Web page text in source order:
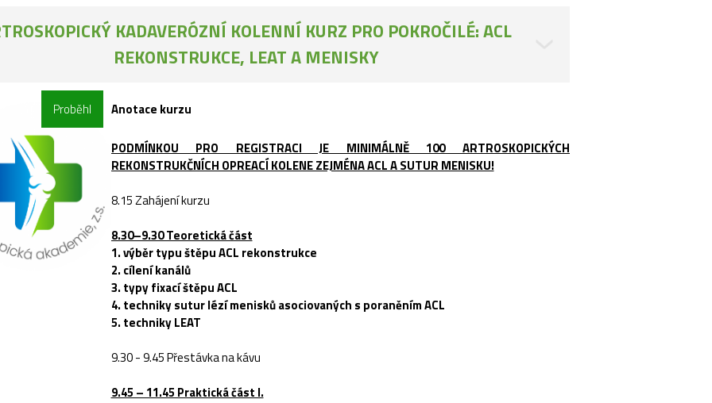
KADAVERÓZNÍ KOLENNÍ KURZ PRO POKROČILÉ: ACL
REKONSTRUKCE, LEAT A MENISKY
Proběhl Anotace kurzu
PODMÍNKOU PRO REGISTRACI JE MINIMÁLNĚ 100 ARTROSKOPICKÝCH
REKONSTRUKČNÍCH OPREACÍ KOLENE ZEJMÉNA ACL A SUTUR MENISKU!
8.15 Zahájení kurzu
8.30–9.30 Teoretická část
1. výběr typu štěpu ACL rekonstrukce
2. cílení kanálů
3. typy fixací štěpu ACL
4. techniky sutur lézí menisků asociovaných s poraněním ACL
5. techniky LEAT
9.30 - 9.45 Přestávka na kávu
9.45 – 11.45 Praktická část I.